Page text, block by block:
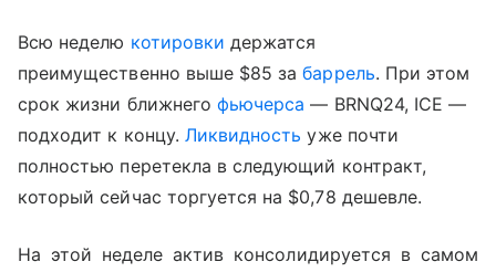
Всю неделю котировки держатся
преимущественно выше $85 забаррель. При этом
срок жизни ближнего фьючерса — BRNQ24, ICE —
подходит к концу. Ликвидность уже почти
полностью перетекла в следующий контракт,
который сейчас торгуется на $0,78 дешевле.
На этой неделе актив консолидируется в самом